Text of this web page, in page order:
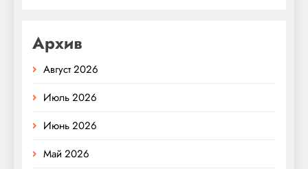
Архив
Август 2026
Июль 2026
Июнь 2026
Май 2026